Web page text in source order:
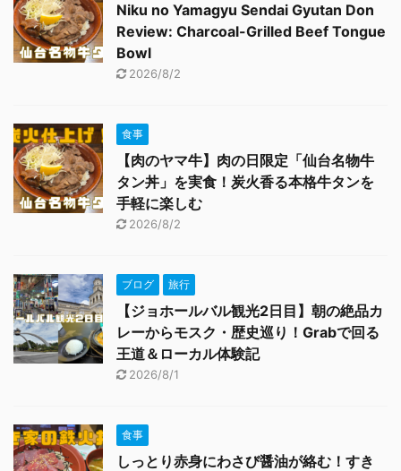
Niku no Yamagyu Sendai Gyutan Don
Review: Charcoal-Grilled Beef Tongue
Bowl
2026/8/2
食事
【肉のヤマ牛】肉の日限定「仙台名物牛
タン丼」を実食！炭火香る本格牛タンを
手軽に楽しむ
2026/8/2
ブログ 旅行
【ジョホールバル観光2日目】朝の絶品カ
レーからモスク・歴史巡り！Grabで回る
王道＆ローカル体験記
2026/8/1
食事
しっとり赤身にわさび醤油が絡む！すき